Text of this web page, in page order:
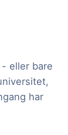
eller bare
har